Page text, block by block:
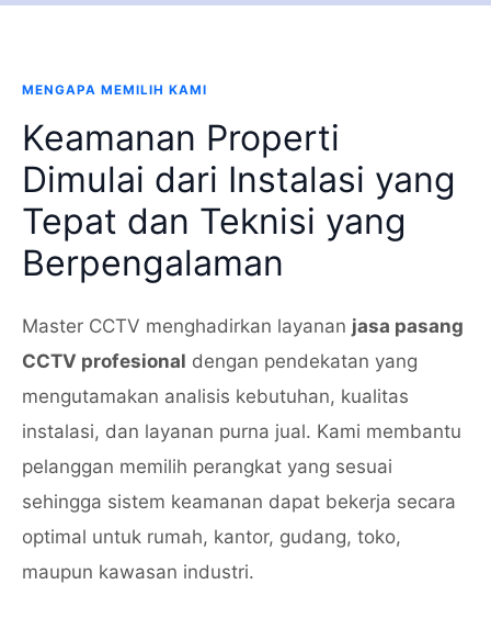
MENGAPA MEMILIH KAMI
Keamanan Properti
Dimulai dari Instalasi yang
Tepat dan Teknisi yang
Berpengalaman
Master CCTV menghadirkan layanan jasa pasang
CCTV profesional dengan pendekatan yang
mengutamakan analisis kebutuhan, kualitas
instalasi, dan layanan purna jual. Kami membantu
pelanggan memilih perangkat yang sesuai
sehingga sistem keamanan dapat bekerja secara
optimal untuk rumah, kantor, gudang, toko,
maupun kawasan industri.